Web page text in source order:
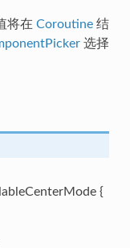
将在 Coroutine结
选择
{